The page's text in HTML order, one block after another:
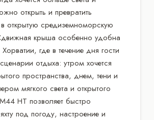
открыть и превратить
открытую средиземноморскую
крыша особенно удобна
где в течение дня гости
отдыха: утром хочется
пространства, днем, тени и
мягкого света и открытого
HT позволяет быстро
под погоду, настроение и